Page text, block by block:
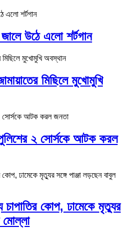
উঠে এলো শর্টগান
মিছিলে মুখোমুখি
২ সোর্সকে আটক করল
চাপাতির কোপ, ঢামেকে মৃত্যুর
মোল্লা